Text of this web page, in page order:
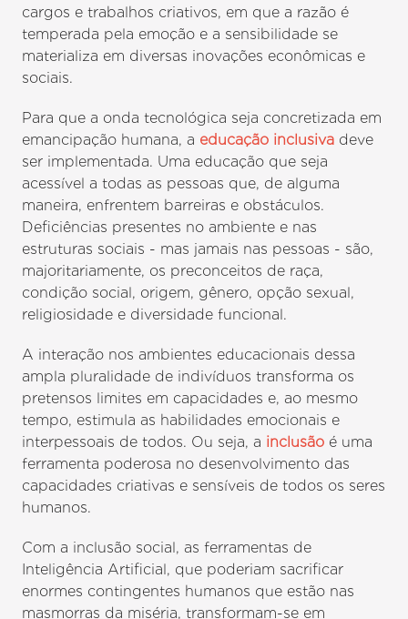
cargos e trabalhos criativos, em que a razão é
temperada pela emoção e a sensibilidade se
materializa em diversas inovações econômicas e
sociais.
Para que a onda tecnológica seja concretizada em
emancipação humana, a educação inclusiva deve
ser implementada. Uma educação que seja
acessível a todas as pessoas que, de alguma
maneira, enfrentem barreiras e obstáculos.
Deficiências presentes no ambiente e nas
estruturas sociais - mas jamais nas pessoas - são,
majoritariamente, os preconceitos de raça,
condição social, origem, gênero, opção sexual,
religiosidade e diversidade funcional.
A interação nos ambientes educacionais dessa
ampla pluralidade de indivíduos transforma os
pretensos limites em capacidades e, ao mesmo
tempo, estimula as habilidades emocionais e
interpessoais de todos. Ou seja, a inclusão é uma
ferramenta poderosa no desenvolvimento das
capacidades criativas e sensíveis de todos os seres
humanos.
Com a inclusão social, as ferramentas de
Inteligência Artificial, que poderiam sacrificar
enormes contingentes humanos que estão nas
masmorras da miséria, transformam-se em